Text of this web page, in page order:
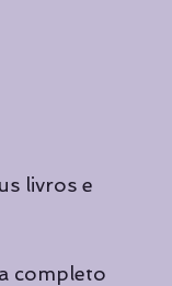
livros e
completo